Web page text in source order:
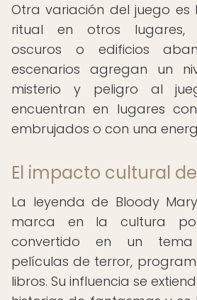
Otra variación del juego es
ritual en otros lugares,
oscuros o edificios
escenarios agregan un
misterio y peligro al
encuentran en lugares
embrujados o con una
El impacto cultural
La leyenda de Bloody
marca en la cultura
convertido en un
películas de terror,
libros. Su influencia se